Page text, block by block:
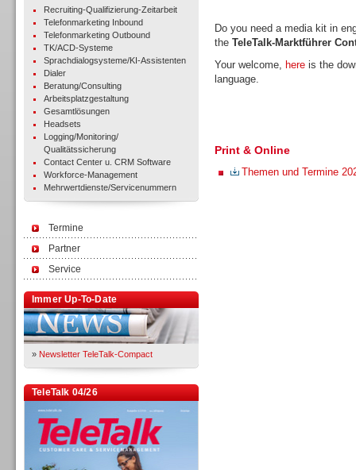
Recruiting-Qualifizierung-Zeitarbeit
Telefonmarketing Inbound
Telefonmarketing Outbound
TK/ACD-Systeme
Sprachdialogsysteme/KI-Assistenten
Dialer
Beratung/Consulting
Arbeitsplatzgestaltung
Gesamtlösungen
Headsets
Logging/Monitoring/
Qualitätssicherung
Contact Center u. CRM Software
Workforce-Management
Mehrwertdienste/Servicenummern
Termine
Partner
Service
Immer Up-To-Date
» Newsletter TeleTalk-Compact
TeleTalk 04/26
Do you need a media kit in
the TeleTalk-Marktführer
Your welcome, here is the
language.
Print & Online
Themen und Termine